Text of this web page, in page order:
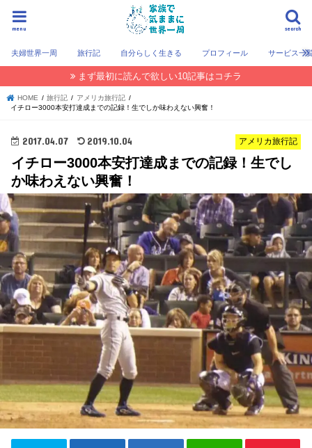
search
menu
夫婦世界一周 旅行記 自分らしく生きる プロフィール サービス一
まず最初に読んで欲しい10記事はコチラ
HOME 旅行記
アメリカ旅行記
イチロー3000本安打達成までの記録！生でしか味わえない興奮！
アメリカ旅行記
2017.04.07 2019.10.04
イチロー3000本安打達成までの記録！生でし
か味わえない興奮！